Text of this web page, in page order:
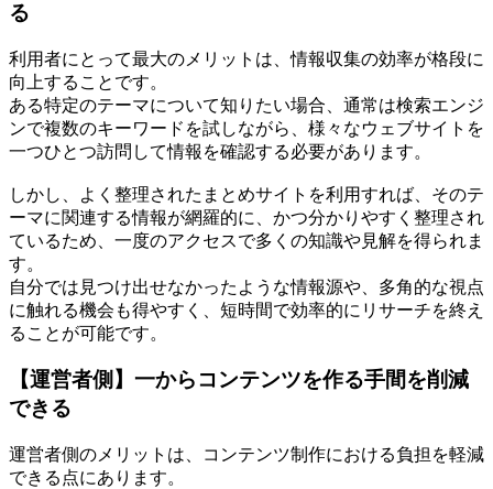
る
利用者にとって最大のメリットは、情報収集の効率が格段に
向上することです。
ある特定のテーマについて知りたい場合、通常は検索エンジ
ンで複数のキーワードを試しながら、様々なウェブサイトを
一つひとつ訪問して情報を確認する必要があります。
しかし、よく整理されたまとめサイトを利用すれば、そのテ
ーマに関連する情報が網羅的に、かつ分かりやすく整理され
ているため、一度のアクセスで多くの知識や見解を得られま
す。
自分では見つけ出せなかったような情報源や、多角的な視点
に触れる機会も得やすく、短時間で効率的にリサーチを終え
ることが可能です。
【運営者側】一からコンテンツを作る手間を削減
できる
運営者側のメリットは、コンテンツ制作における負担を軽減
できる点にあります。